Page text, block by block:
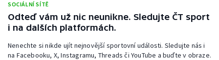
Triatlon
Veslování
SOCIÁLNÍ SÍTĚ
Odteď vám už nic neunikne. Sledujte ČT sport
i na dalších platformách.
Nenechte si nikde ujít nejnovější sportovní události. Sledujte nás i
na Facebooku, X, Instagramu, Threads či YouTube a buďte v obraze.